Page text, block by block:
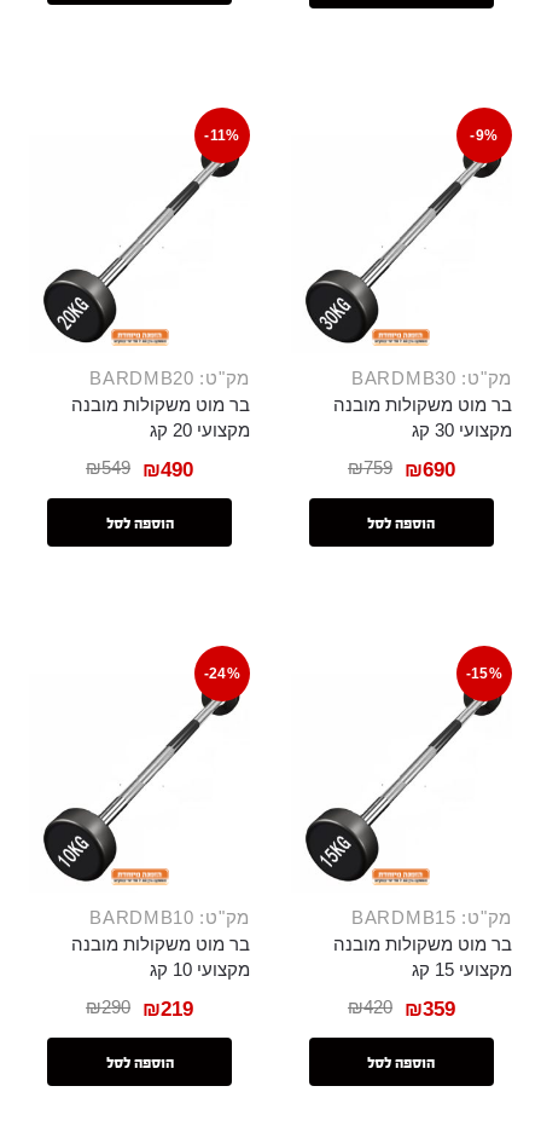
-9%
מק"ט: BARDMB30
בר מוט משקולות מובנה
מקצועי 30 קג
₪759 ₪690
הוספה לסל
-11%
מק"ט: BARDMB20
בר מוט משקולות מובנה
מקצועי 20 קג
₪549 ₪490
הוספה לסל
-15%
מק"ט: BARDMB15
בר מוט משקולות מובנה
מקצועי 15 קג
₪420 ₪359
הוספה לסל
-24%
מק"ט: BARDMB10
בר מוט משקולות מובנה
מקצועי 10 קג
₪290 ₪219
הוספה לסל